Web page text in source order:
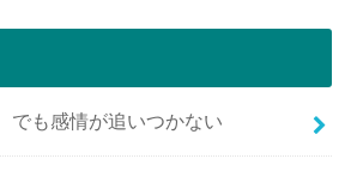
でも感情が追いつかない